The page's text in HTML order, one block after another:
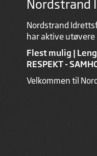
Nordstrand
Nordstrand
har aktive
Flest mulig |
RESPEKT -
Velkommen til